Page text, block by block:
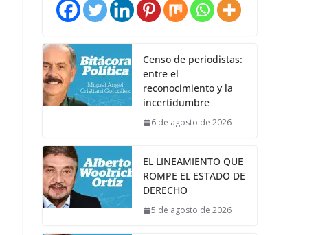
Censo de periodistas:
entre el
reconocimiento y la
incertidumbre
6 de agosto de 2026
EL LINEAMIENTO QUE
ROMPE EL ESTADO DE
DERECHO
5 de agosto de 2026